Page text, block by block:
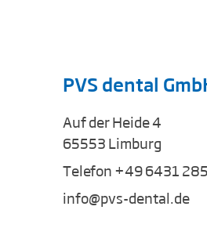
PVS dental
Auf der Heide 4
65553 Limburg
Telefon +49 6431
info@pvs-dental.de